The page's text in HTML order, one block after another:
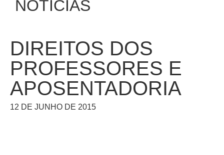
NOTÍCIAS
DIREITOS DOS
PROFESSORES E
APOSENTADORIA
12 DE JUNHO DE 2015